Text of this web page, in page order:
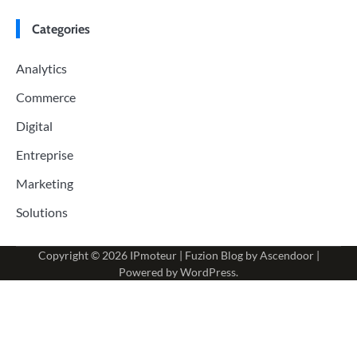
Categories
Analytics
Commerce
Digital
Entreprise
Marketing
Solutions
Copyright © 2026 IPmoteur| Fuzion Blog byAscendoor|
Powered byWordPress.